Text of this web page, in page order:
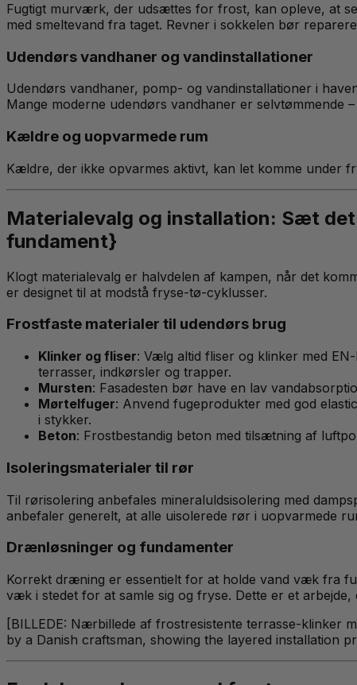
Fugtigt murværk, der udsættes for frost, kan opleve, at
med smeltevand fra taget. Revner i sokkelen bør
Udendørs vandhaner og vandinstallationer
Udendørs vandhaner, pomp- og vandinstallationer i
Mange moderne udendørs vandhaner er selvtømmende
Kældre og uopvarmede rum
Kældre, der ikke opvarmes aktivt, kan let komme under
Materialevalg og installation: Sæt
fundament}
Klogt materialevalg er halvdelen af kampen, når det
er designet til at modstå fryse-tø-cyklusser.
Frostfaste materialer til udendørs brug
Klinker og fliser: Vælg altid fliser og klinker med
terrasser, indkørsler og trapper.
Mursten: Fasadesten bør have en lav
Mørtelfuger: Anvend fugeprodukter med god
i stykker.
Beton: Frostbestandig beton med tilsætning af
Isoleringsmaterialer til rør
Til rørisolering anbefales mineraluldsisolering med
anbefaler generelt, at alle uisolerede rør i uopvarmede
Drænløsninger og fundamenter
Korrekt dræning er essentielt for at holde vand væk fra
væk i stedet for at samle sig og fryse. Dette er et
[BILLEDE: Nærbillede af frostresistente terrasse-klinker
by a Danish craftsman, showing the layered installation